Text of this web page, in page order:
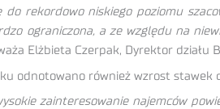
do rekordowo niskiego poziomu
ograniczona, a ze względu na
Elżbieta Czerpak, Dyrektor działu
odnotowano również wzrost stawek
zainteresowanie najemców